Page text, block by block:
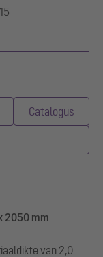
Catalogus
2050 mm
van 2,0